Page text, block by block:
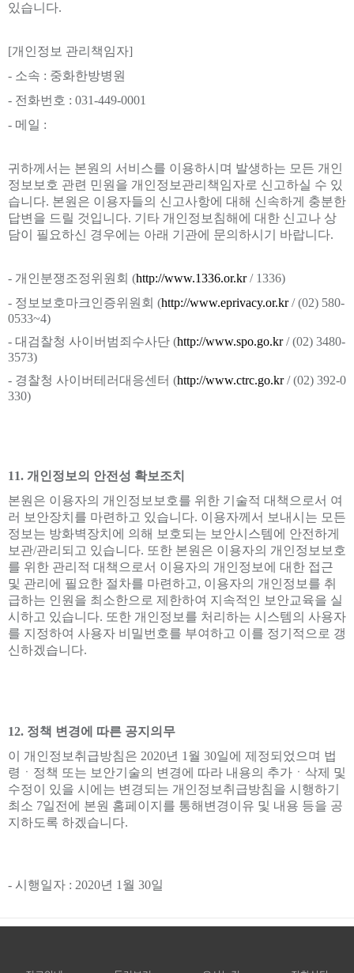
있습니다.
[개인정보 관리책임자]
- 소속 : 중화한방병원
- 전화번호 : 031-449-0001
- 메일 :
귀하께서는 본원의 서비스를 이용하시며 발생하는 모든 개인
정보보호 관련 민원을 개인정보관리책임자로 신고하실 수 있
습니다. 본원은 이용자들의 신고사항에 대해 신속하게 충분한
답변을 드릴 것입니다. 기타 개인정보침해에 대한 신고나 상
담이 필요하신 경우에는 아래 기관에 문의하시기 바랍니다.
- 개인분쟁조정위원회 (http://www.1336.or.kr/ 1336)
- 정보보호마크인증위원회 (http://www.eprivacy.or.kr/ (02) 580-
0533~4)
- 대검찰청 사이버범죄수사단 (http://www.spo.go.kr/ (02) 3480-
3573)
- 경찰청 사이버테러대응센터 (http://www.ctrc.go.kr/ (02) 392-0
330)
11. 개인정보의 안전성 확보조치
본원은 이용자의 개인정보보호를 위한 기술적 대책으로서 여
러 보안장치를 마련하고 있습니다. 이용자께서 보내시는 모든
정보는 방화벽장치에 의해 보호되는 보안시스템에 안전하게
보관/관리되고 있습니다. 또한 본원은 이용자의 개인정보보호
를 위한 관리적 대책으로서 이용자의 개인정보에 대한 접근
및 관리에 필요한 절차를 마련하고, 이용자의 개인정보를 취
급하는 인원을 최소한으로 제한하여 지속적인 보안교육을 실
시하고 있습니다. 또한 개인정보를 처리하는 시스템의 사용자
를 지정하여 사용자 비밀번호를 부여하고 이를 정기적으로 갱
신하겠습니다.
12. 정책 변경에 따른 공지의무
이 개인정보취급방침은 2020년 1월 30일에 제정되었으며 법
령ㆍ정책 또는 보안기술의 변경에 따라 내용의 추가ㆍ삭제 및
수정이 있을 시에는 변경되는 개인정보취급방침을 시행하기
최소 7일전에 본원 홈페이지를 통해변경이유 및 내용 등을 공
지하도록 하겠습니다.
- 시행일자 : 2020년 1월 30일